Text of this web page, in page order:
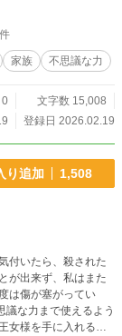
かのような口ぶり。
、目が離せなくなっ
家族 不思議な力
0
文字数 15,008
登録日 2026.02.19
り追加 1,508
議な力まで使えるよう